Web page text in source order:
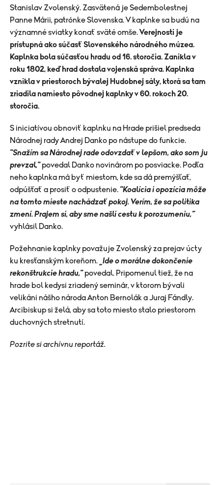
Stanislav Zvolenský. Zasvätená je Sedembolestnej
Panne Márii, patrónke Slovenska. V kaplnke sa budú na
významné sviatky konať sväté omše.Verejnosti je
prístupná ako súčasť Slovenského národného múzea.
Kaplnka bola súčasťou hradu od 16. storočia. Zanikla v
roku 1802, keď hrad dostala vojenská správa. Kaplnka
vznikla v priestoroch bývalej Hudobnej sály, ktorá sa tam
zriadila namiesto pôvodnej kaplnky v 60. rokoch 20.
storočia.
S iniciatívou obnoviť kaplnku na Hrade prišiel predseda
Národnej rady Andrej Danko po nástupe do funkcie.
"Snažím sa Národnej rade odovzdať v lepšom, ako som ju
prevzal,"povedal Danko novinárom po posviacke. Podľa
neho kaplnka má byť miestom, kde sa dá premýšľať,
odpúšťať a prosiť o odpustenie. "Koalícia i opozícia môže
na tomto mieste nachádzať pokoj. Verím, že sa politika
zmení. Prajem si, aby sme našli cestu k porozumeniu,“
vyhlásil Danko.
Požehnanie kaplnky považuje Zvolenský za prejav úcty
ku kresťanským koreňom.
„Ide o morálne dokončenie
rekonštrukcie hradu,"povedal. Pripomenul tiež, že na
hrade bol kedysi zriadený seminár, v ktorom bývali
velikáni nášho národa Anton Bernolák a Juraj Fándly.
Arcibiskup si želá, aby sa toto miesto stalo priestorom
duchovných stretnutí.
Pozrite si archívnu reportáž.